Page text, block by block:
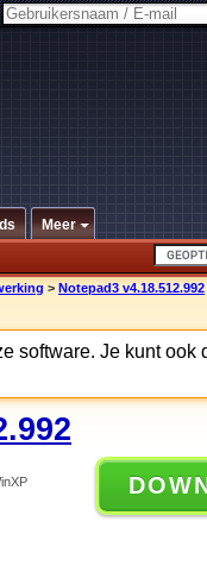
Meer
> Notepad3 v4.18.512.992
software. Je kunt ook